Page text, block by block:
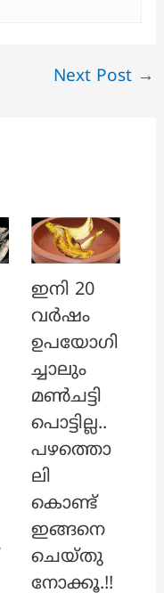
Next Post →
ഇനി 20
വർഷം
ഉപയോഗി
ച്ചാലും
മൺചട്ടി
പൊട്ടില്ല..
പഴത്തൊ
ലി
കൊണ്ട്
ഇങ്ങനെ
ചെയ്തു
നോക്കൂ.!!